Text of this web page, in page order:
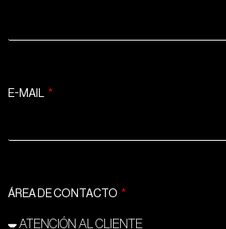
E-MAIL
ÁREA DE CONTACTO